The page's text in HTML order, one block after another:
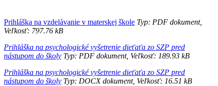
Prihláška na vzdelávanie v materskej škole Typ: PDF dokument,
Veľkosť: 797.76 kB
Prihláška na psychologické vyšetrenie dieťaťa zo SZP pred
nástupom do školy Typ: PDF dokument, Veľkosť: 189.93 kB
Prihláška na psychologické vyšetrenie dieťaťa zo SZP pred
nástupom do školy Typ: DOCX dokument, Veľkosť: 16.51 kB